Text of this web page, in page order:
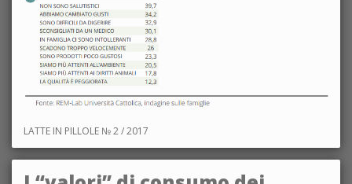
LATTE IN PILLOLE № 2 / 2017